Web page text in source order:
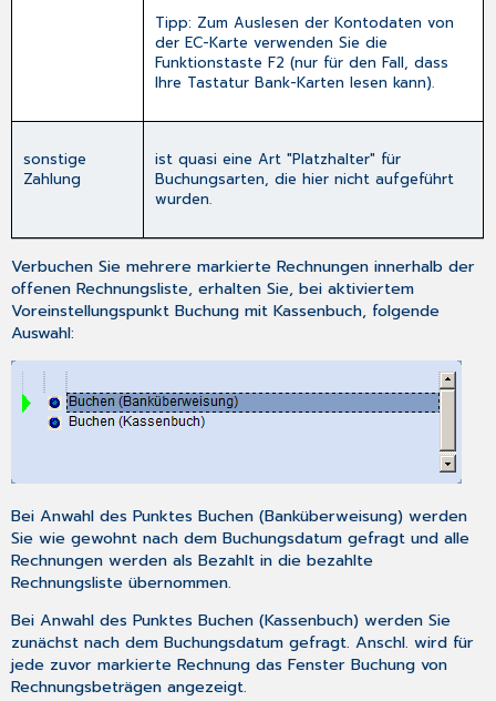
Tipp: Zum Auslesen der Kontodaten von
der EC-Karte verwenden Sie die
FunktionstasteF2 (nur für den Fall, dass
Ihre Tastatur Bank-Karten lesen kann).
sonstige
Zahlung
ist quasi eine Art "Platzhalter" für
Buchungsarten, die hier nicht aufgeführt
wurden.
Verbuchen Sie mehrere markierte Rechnungen innerhalb der
offenen Rechnungsliste, erhalten Sie, bei aktiviertem
Voreinstellungspunkt Buchung mit Kassenbuch, folgende
Auswahl:
Bei Anwahl des PunktesBuchen (Banküberweisung) werden
Sie wie gewohnt nach dem Buchungsdatum gefragt und alle
Rechnungen werden als Bezahlt in die bezahlte
Rechnungsliste übernommen.
Bei Anwahl des PunktesBuchen (Kassenbuch) werden Sie
zunächst nach dem Buchungsdatum gefragt. Anschl. wird für
jede zuvor markierte Rechnung das FensterBuchung von
Rechnungsbeträgen angezeigt.